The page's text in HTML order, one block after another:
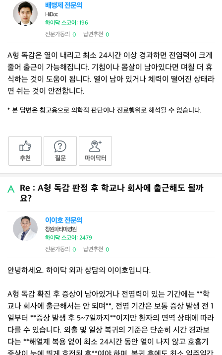
배병제 전문의
HiDoc
하이닥 스코어: 196
전문가동의 0 답변추천 0
A형 독감은 열이 내리고 최소 24시간 이상 경과하면 전염력이 크게
줄어 출근이 가능해집니다. 기침이나 몸살이 남아있다면 며칠 더 휴
식하는 것이 도움이 됩니다. 열이 남아 있거나 체력이 떨어진 상태라
면 쉬는 것이 안전합니다.
* 본 답변은 참고용으로 의학적 판단이나 진료행위로 해석될 수 없습니다.
추천 질문 마이닥터
Re : A형 독감 판정 후 학교나 회사에 출근해도 될까
요?
이이호 전문의
창원파티마병원
하이닥 스코어: 2479
전문가동의 0 답변추천 0
안녕하세요. 하이닥 외과 상담의 이이호입니다.
A형 독감 확진 후 증상이 남아있거나 전염력이 있는 기간에는 **학
교나 회사에 출근해서는 안 되며**, 전염 기간은 보통 증상 발생 전 1
일부터 **증상 발생 후 5~7일까지**이지만 환자의 면역 상태에 따라
다를 수 있습니다. 외출 및 일상 복귀의 기준은 단순히 시간 경과보
다는 **해열제 복용 없이 최소 24시간 동안 열이 나지 않고 호흡기